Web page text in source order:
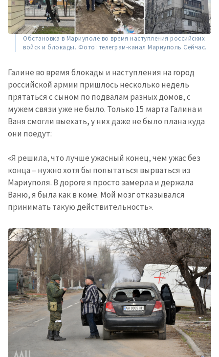
Обстановка в Мариуполе во время наступления российских
войск и блокады. Фото: телеграм-канал Мариуполь Сейчас.
Галине во время блокады и наступления на город
российской армии пришлось несколько недель
прятаться с сыном по подвалам разных домов, с
мужем связи уже не было. Только 15 марта Галина и
Ваня смогли выехать, у них даже не было плана куда
они поедут:
«Я решила, что лучше ужасный конец, чем ужас без
конца – нужно хотя бы попытаться вырваться из
Мариуполя. В дороге я просто замерла и держала
Ваню, я была как в коме. Мой мозг отказывался
принимать такую действительность».
МОЯ НОВОСТЬ
Заголовок новости
+ Добавить
заголовок
Фотография
+ Загрузить
изображение
Ссылка на медиа
+ Добавить ссылку на
медиа
Текст новости
+ Добавить текст